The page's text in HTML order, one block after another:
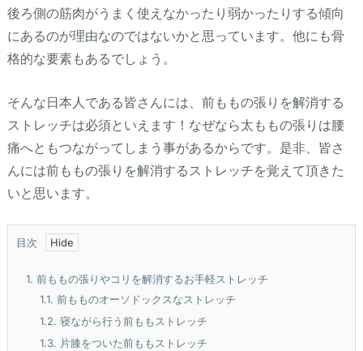
後ろ側の筋肉がうまく使えなかったり弱かったりする傾向
にあるのが理由なのではないかと思っています。他にも骨
格的な要素もあるでしょう。
そんな日本人である皆さんには、前ももの張りを解消する
ストレッチは必須といえます！なぜなら太ももの張りは腰
痛へともつながってしまう事があるからです。是非、皆さ
んには前ももの張りを解消するストレッチを覚えて頂きた
いと思います。
目次
1. 前ももの張りやコリを解消するお手軽ストレッチ
1.1. 前もものオーソドックスなストレッチ
1.2. 寝ながら行う前ももストレッチ
1.3. 片膝をついた前ももストレッチ